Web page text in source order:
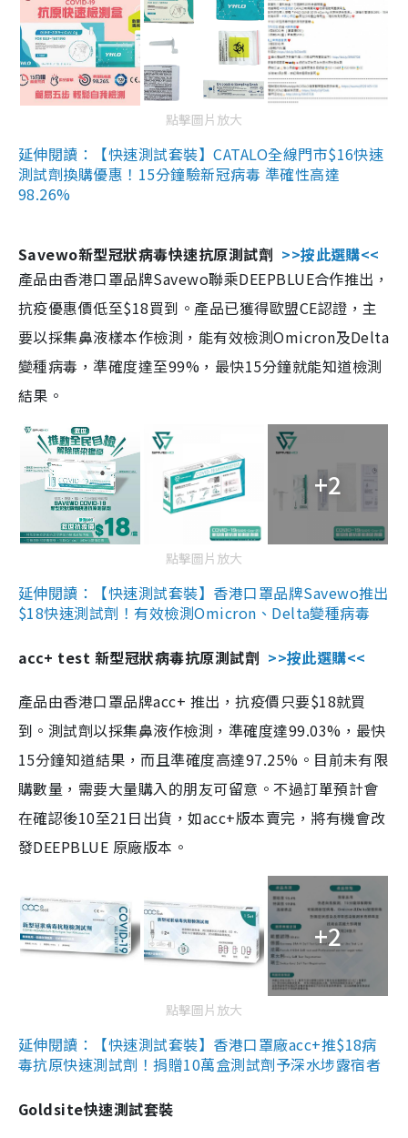
點擊圖片放大
延伸閱讀：【快速測試套裝】CATALO全線門市$16快速
測試劑換購優惠！15分鐘驗新冠病毒 準確性高達
98.26%
Savewo新型冠狀病毒快速抗原測試劑 >>按此選購<<
產品由香港口罩品牌Savewo聯乘DEEPBLUE合作推出，
抗疫優惠價低至$18買到。產品已獲得歐盟CE認證，主
要以採集鼻液樣本作檢測，能有效檢測Omicron及Delta
變種病毒，準確度達至99%，最快15分鐘就能知道檢測
結果。
+2
點擊圖片放大
延伸閱讀：【快速測試套裝】香港口罩品牌Savewo推出
$18快速測試劑！有效檢測Omicron、Delta變種病毒
acc+ test 新型冠狀病毒抗原測試劑 >>按此選購<<
產品由香港口罩品牌acc+ 推出，抗疫價只要$18就買
到。測試劑以採集鼻液作檢測，準確度達99.03%，最快
15分鐘知道結果，而且準確度高達97.25%。目前未有限
購數量，需要大量購入的朋友可留意。不過訂單預計會
在確認後10至21日出貨，如acc+版本賣完，將有機會改
發DEEPBLUE 原廠版本。
+2
點擊圖片放大
延伸閱讀：【快速測試套裝】香港口罩廠acc+推$18病
毒抗原快速測試劑！捐贈10萬盒測試劑予深水埗露宿者
Goldsite快速測試套裝